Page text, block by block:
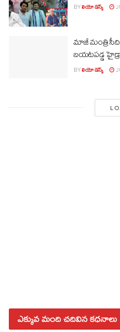
BYలియో డెస్క్
మాజీ మంత్రి
బయటపడ్డ
BYలియో డెస్క్
ఎక్కువ మంది చదివిన కధనాలు